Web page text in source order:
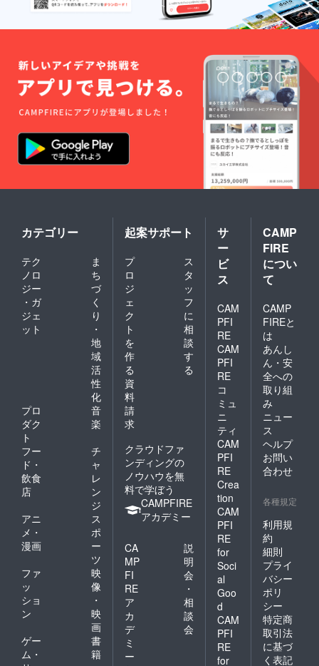
カテゴリー
テク
ノロ
ジー
・ガ
ジェ
ット
ま
ち
づ
く
り
・
地
域
活
性
化
プロ
ダク
ト
音
楽
フー
ド・
飲食
店
チ
ャ
レ
ン
ジ
アニ
メ・
漫画
ス
ポ
ー
ツ
ファ
ッ
ショ
ン
映
像
・
映
画
ゲー
ム・
書
籍
起案サポート
プ
ロ
ジ
ェ
ク
ト
を
作
る
ス
タ
ッ
フ
に
相
談
す
る
資
料
請
求
クラウドファ
ンディングの
ノウハウを無
料で学ぼう
CAMPFIRE
アカデミー
CA
MP
FI
RE
ア
カ
デ
ミ
ー
説
明
会
・
相
談
会
サ
ー
ビ
ス
CAM
PFI
RE
CAM
PFI
RE
コ
ミュ
ニ
ティ
CAM
PFI
RE
Crea
tion
CAM
PFI
RE
for
Soci
al
Goo
d
CAM
PFI
RE
for
CAMP
FIRE
につい
て
CAMP
FIREと
は
あんし
ん・安
全への
取り組
み
ニュー
ス
ヘルプ
お問い
合わせ
各種規定
利用規
約
細則
プライ
バシー
ポリ
シー
特定商
取引法
に基づ
く表記